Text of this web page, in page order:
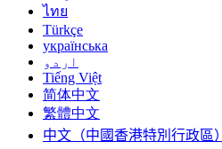
ไทย
Türkçe
українська
اردو
Tiếng Việt
简体中文
繁體中文
中文（中國香港特別行政區）